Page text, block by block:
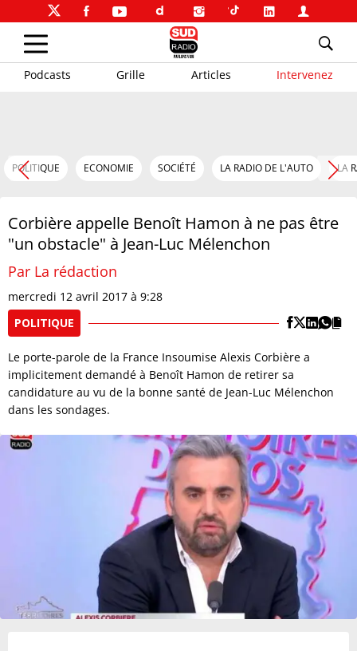
Podcasts Grille Articles Intervenez
POLITIQUE ECONOMIE SOCIÉTÉ LA RADIO DE L'AUTO LA
Corbière appelle Benoît Hamon à ne pas être
"un obstacle" à Jean-Luc Mélenchon
Par La rédaction
mercredi 12 avril 2017 à 9:28
POLITIQUE
Le porte-parole de la France Insoumise Alexis Corbière a
implicitement demandé à Benoît Hamon de retirer sa
candidature au vu de la bonne santé de Jean-Luc Mélenchon
dans les sondages.